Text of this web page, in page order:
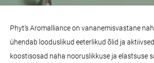
Phyt’s Aromalliance on vananemisvastane
ühendab looduslikud eeterlikud õlid ja
koostisosad naha nooruslikkuse ja elastsuse